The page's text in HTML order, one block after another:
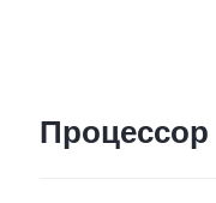
Процессор